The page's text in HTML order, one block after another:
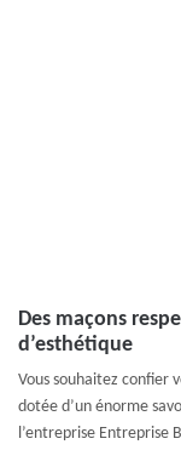
Des maçons
d’esthétique
Vous souhaitez confier
dotée d’un énorme
l’entreprise Entreprise